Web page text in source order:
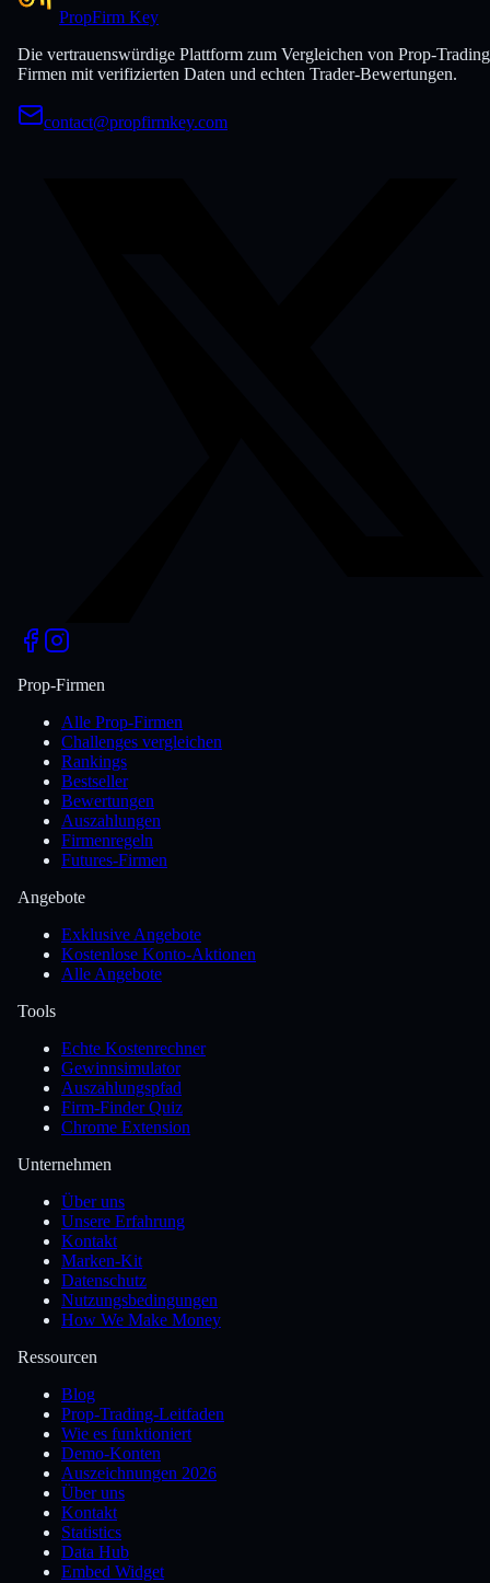
PropFirm Key
Die vertrauenswürdige Plattform zum Vergleichen von Prop-
Firmen mit verifizierten Daten und echten Trader-Bewertungen.
contact@propfirmkey.com
Prop-Firmen
Alle Prop-Firmen
Challenges vergleichen
Rankings
Bestseller
Bewertungen
Auszahlungen
Firmenregeln
Futures-Firmen
Angebote
Exklusive Angebote
Kostenlose Konto-Aktionen
Alle Angebote
Tools
Echte Kostenrechner
Gewinnsimulator
Auszahlungspfad
Firm-Finder Quiz
Chrome Extension
Unternehmen
Über uns
Unsere Erfahrung
Kontakt
Marken-Kit
Datenschutz
Nutzungsbedingungen
How We Make Money
Ressourcen
Blog
Prop-Trading-Leitfaden
Wie es funktioniert
Demo-Konten
Auszeichnungen 2026
Über uns
Kontakt
Statistics
Data Hub
Embed Widget